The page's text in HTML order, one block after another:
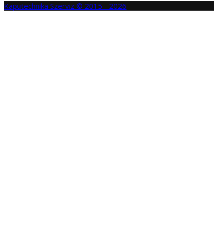
Kaputechnika Szerviz © 2015 - 2026